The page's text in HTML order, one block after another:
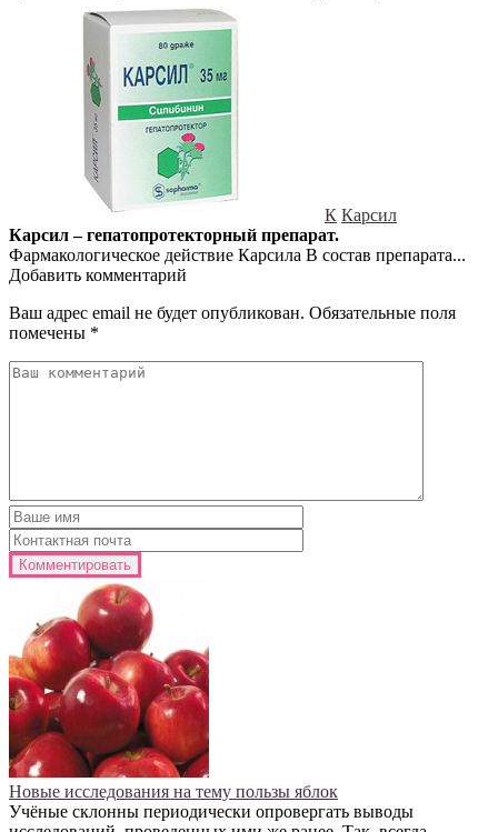
К Карсил
Карсил – гепатопротекторный препарат.
Фармакологическое действие Карсила В состав препарата...
Добавить комментарий
Ваш адрес email не будет опубликован. Обязательные поля
помечены *
Новые исследования на тему пользы яблок
Учёные склонны периодически опровергать выводы